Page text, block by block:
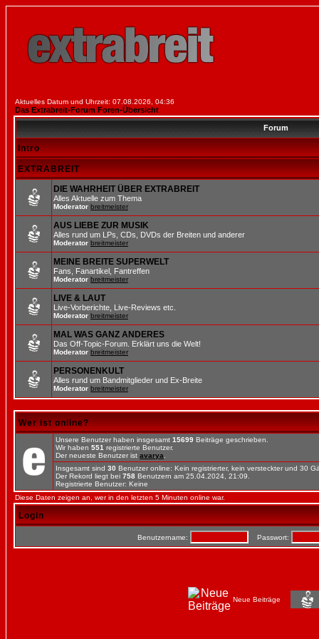
Aktuelles Datum und Uhrzeit: 07.08.2026, 04:36
Das Extrabreit-Forum Foren-Übersicht
Forum
Intro
EXTRABREIT
DIE WAHRHEIT ÜBER EXTRABREIT
Alles Aktuelle zum Thema
Moderator breitmeister
AUS LIEBE ZUR MUSIK
Alles rund um LPs, CDs, DVDs der Breiten und anderer
Moderator breitmeister
MEINE BREITE SUPERWELT
Fans, Fanartikel, Fantreffen
Moderator breitmeister
LIVE & LAUT
Live-Vorberichte, Live-Reviews etc.
Moderator breitmeister
MAL WAS GANZ ANDERES
Das Off-Topic-Forum. Erklärt uns die Welt!
Moderator breitmeister
PERSONENKULT
Alles rund um Bandmitglieder und Ex-Breite
Moderator breitmeister
Wer ist online?
Unsere Benutzer haben insgesamt 15699 Beiträge geschrieben.
Wir haben 551 registrierte Benutzer.
Der neueste Benutzer ist avarya
Insgesamt sind 30 Benutzer online: Kein registrierter, kein versteckter und 30
Der Rekord liegt bei 758 Benutzern am 25.04.2024, 21:09.
Registrierte Benutzer: Keine
Diese Daten zeigen an, wer in den letzten 5 Minuten online war.
Login
Benutzername: Passwort:
Neue Beiträge